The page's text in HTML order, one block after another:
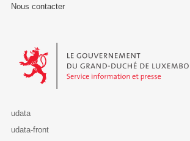
Nous contacter
Le Gouvernement du Grand-Duché de
udata
udata-front